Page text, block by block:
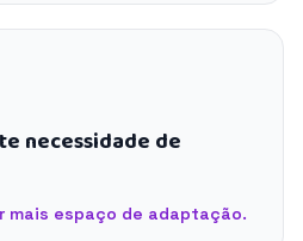
necessidade de
mais espaço de adaptação.